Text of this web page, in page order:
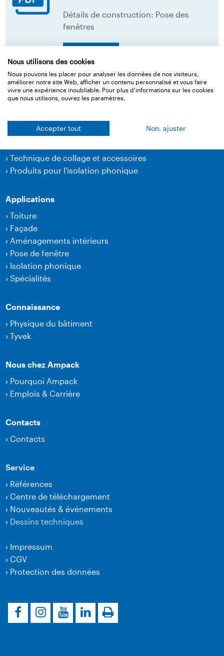
Détails de construction: Pose des
fenêtres
Retour à l‘aperçu
Produits
›Technique de collage et accessoires
› Produits pour l'isolation phonique
Applications
›Toiture
› Façade
› Aménagements intérieurs
› Pose de fenêtre
› Isolation phonique
›Spécialités
Connaissance
› Physique du bâtiment
›Tyvek
Nous chez Ampack
› Pourquoi Ampack
› Emplois & Carrière
Contacts
›Contacts
Service
› Références
›Centre de téléchargement
› Nouveautés & événements
› Dessins techniques
› Impressum
›CGV
› Protection des données
Nous utilisons des cookies
Nous pouvons les placer pour analyser les données de nos visiteurs,
améliorer notre site Web, afficher un contenu personnalisé et vous faire
vivre une expérience inoubliable. Pour plus d'informations sur les cookies
que nous utilisons, ouvrez les paramètres.
Accepter tout Non, ajuster